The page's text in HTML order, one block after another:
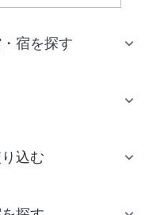
宿を探す
込む